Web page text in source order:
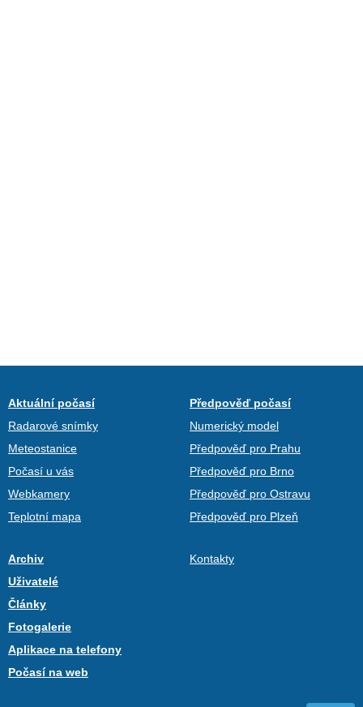
Aktuální počasí
Radarové snímky
Meteostanice
Počasí u vás
Webkamery
Teplotní mapa
Předpověď počasí
Numerický model
Předpověď pro Prahu
Předpověď pro Brno
Předpověď pro Ostravu
Předpověď pro Plzeň
Archiv
Uživatelé
Články
Fotogalerie
Aplikace na telefony
Počasí na web
Kontakty